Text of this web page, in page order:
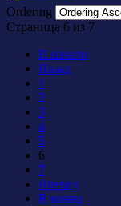
Ordering
Страница 6 из 7
В начало
Назад
1
2
3
4
5
6
7
Вперед
В конец